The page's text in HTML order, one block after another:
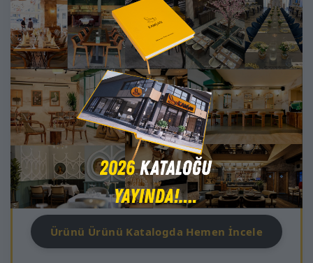
kumaş renkleri projelere özel olarak uyarlanabilir,
mekan dekorasyonuna kusursuz uyum sağlar.
Bu sandalye, otel lobileri, restoran zincirleri, butik
kafeler, ofis alanları ve yurt dışı projelerinde sofistike
bir atmosfer yaratır. Minimalist çizgileri ve zarif
detayları mekanlara prestij ve karakter kazandırır.
Hafif ve dengeli tasarımı, kullanıcıya rahat bir oturum
deneyimi sunar.
Kamsan Flat Metal Sandalye, mekanlarınıza modern
tasarım, dayanıklılık ve konfor kazandıran projelerde
öne çıkan bir çözümdür.
Ürünü Ürünü Katalogda Hemen İncele